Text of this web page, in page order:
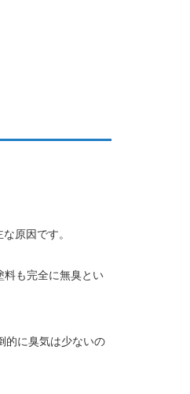
原因です。
料も完全に無臭とい
的に臭気は少ないの